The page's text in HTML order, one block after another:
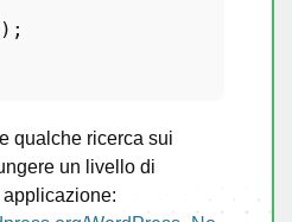
qualche ricerca sui
un livello di